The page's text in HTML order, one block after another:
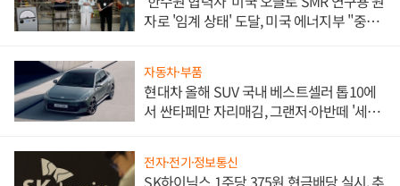
자로 '임계 상태' 도달, 미국 에너지부 "중요
자동차·부품
현대차 올해 SUV 국내 베스트셀러 톱10에
서 싼타페만 자리매김, 그랜저·아반떼 '세단
전자·전기·정보통신
SK하이닉스 1주당 375원 현금배당 실시, 추